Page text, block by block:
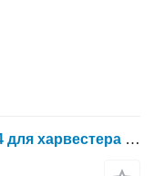
Гидромотор Timberjack PG201534 для харвестера John Deere 1270D